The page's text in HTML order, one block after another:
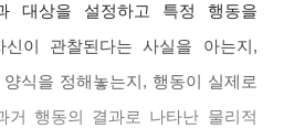
대상을 설정하고 특정 행동을
신이 관찰된다는 사실을 아는지,
식을 정해놓는지, 행동이 실제로
거 행동의 결과로 나타난 물리적